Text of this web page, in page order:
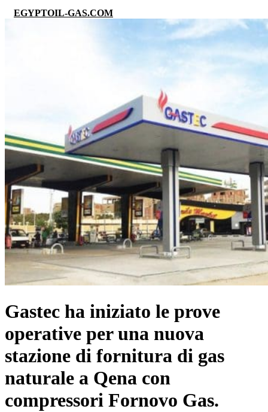
EGYPTOIL-GAS.COM
Gastec ha iniziato le prove
operative per una nuova
stazione di fornitura di gas
naturale a Qena con
compressori Fornovo Gas.